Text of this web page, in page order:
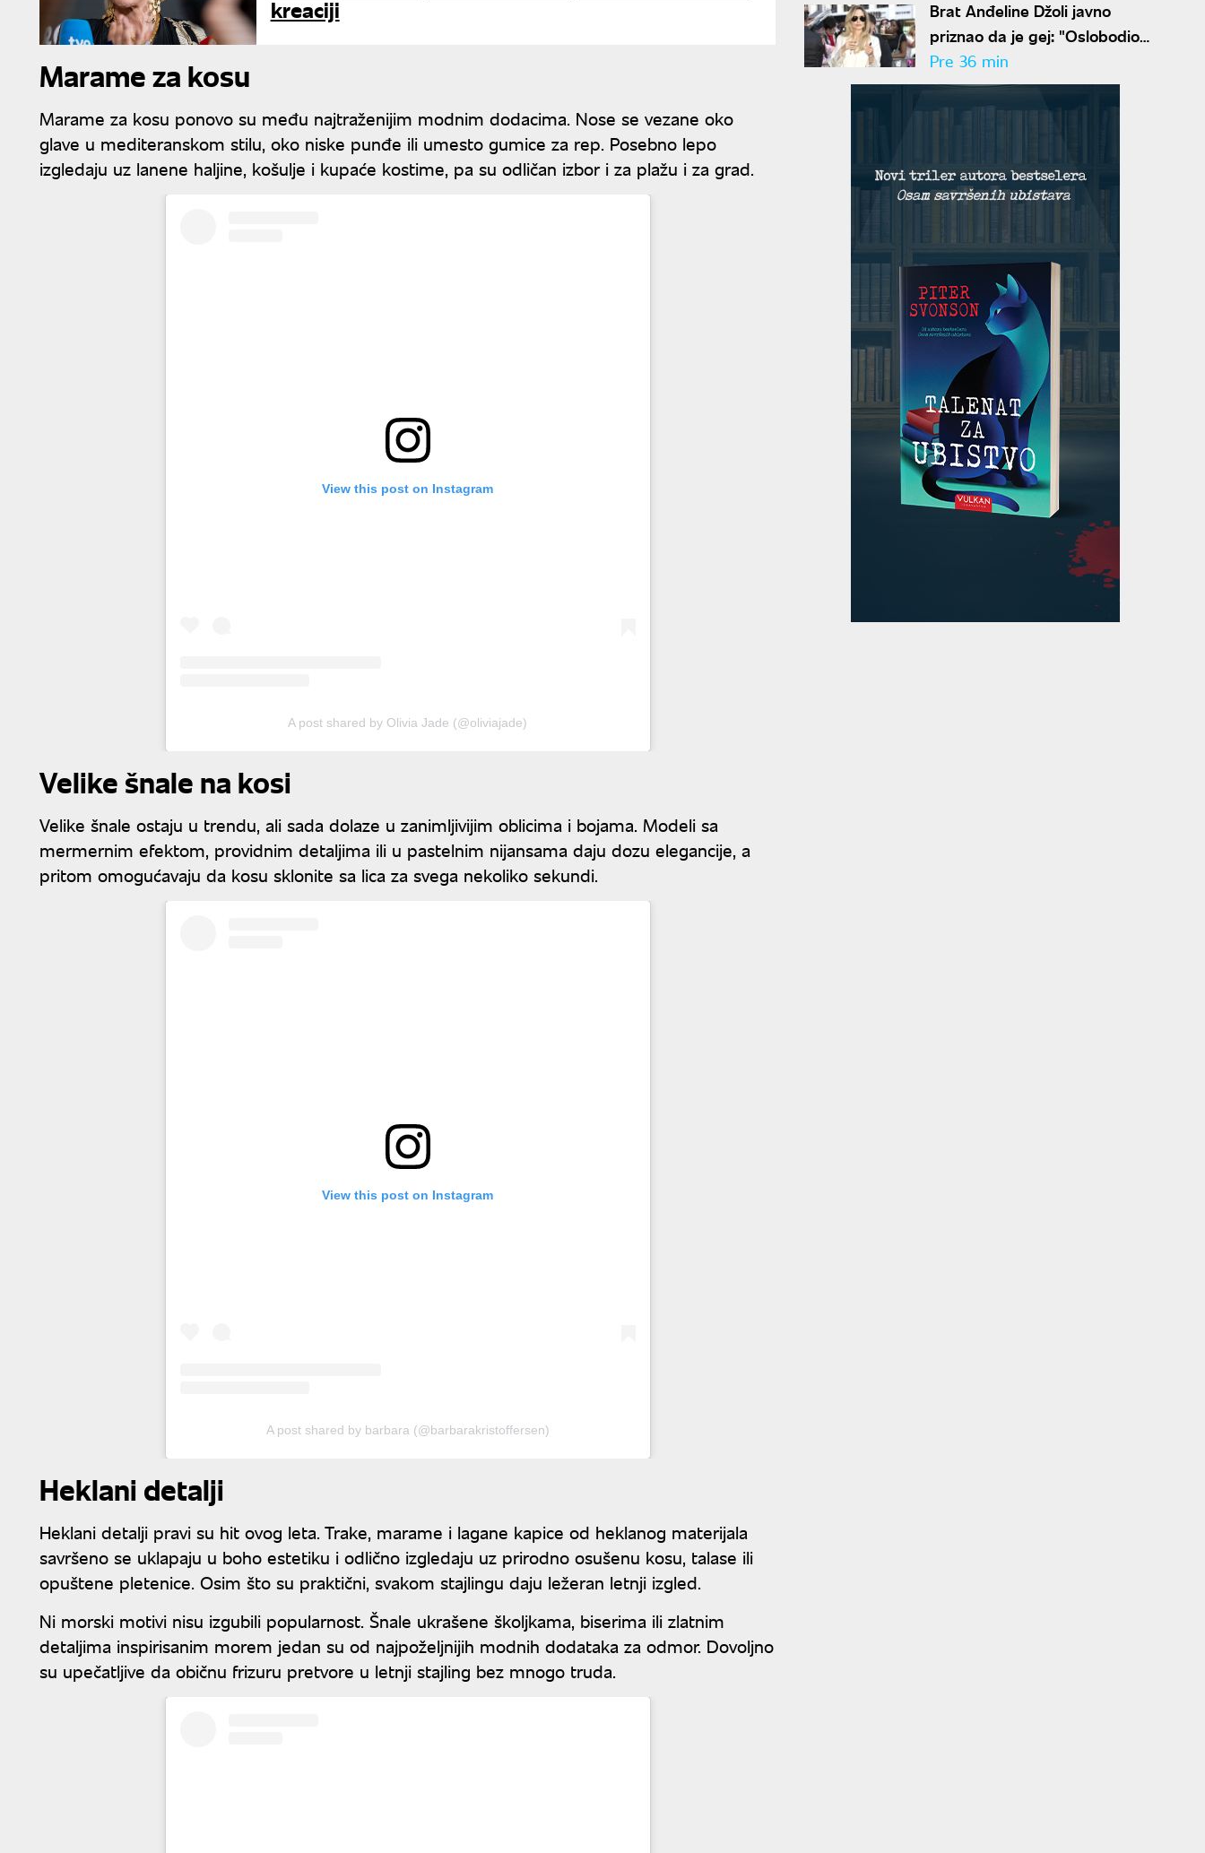
kreaciji
Marame za kosu
Marame za kosu ponovo su među najtraženijim modnim dodacima. Nose se vezane oko
glave u mediteranskom stilu, oko niske punđe ili umesto gumice za rep. Posebno lepo
izgledaju uz lanene haljine, košulje i kupaće kostime, pa su odličan izbor i za plažu i za grad.
View this post on Instagram
A post shared by Olivia Jade (@oliviajade)
Velike šnale na kosi
Velike šnale ostaju u trendu, ali sada dolaze u zanimljivijim oblicima i bojama. Modeli sa
mermernim efektom, providnim detaljima ili u pastelnim nijansama daju dozu elegancije, a
pritom omogućavaju da kosu sklonite sa lica za svega nekoliko sekundi.
View this post on Instagram
A post shared by barbara (@barbarakristoffersen)
Heklani detalji
Heklani detalji pravi su hit ovog leta. Trake, marame i lagane kapice od heklanog materijala
savršeno se uklapaju u boho estetiku i odlično izgledaju uz prirodno osušenu kosu, talase ili
opuštene pletenice. Osim što su praktični, svakom stajlingu daju ležeran letnji izgled.
Ni morski motivi nisu izgubili popularnost. Šnale ukrašene školjkama, biserima ili zlatnim
detaljima inspirisanim morem jedan su od najpoželjnijih modnih dodataka za odmor. Dovoljno
su upečatljive da običnu frizuru pretvore u letnji stajling bez mnogo truda.
Brat Anđeline Džoli javno
priznao da je gej: "Oslobodio
sam se"
Pre 36 min